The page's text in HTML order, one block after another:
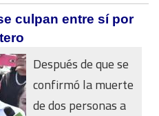
culpan entre sí por
Después de que se
confirmó la muerte
de dos personas a